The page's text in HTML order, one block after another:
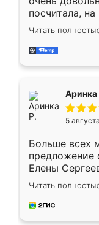
посчитала,
Замерщик
делу со всей
за день,
Читать
Аринка
5
Больше всех
предложение
Елены
короткие
для замера
предложил
Читать